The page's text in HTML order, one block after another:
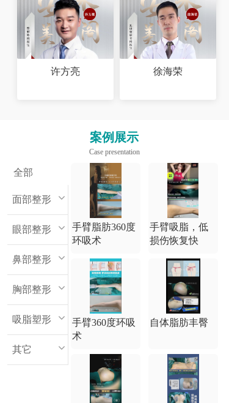
许方亮 徐海荣
案例展示
Case presentation
全部
面部整形
眼部整形
鼻部整形
胸部整形
吸脂塑形
其它
手臂脂肪360度
环吸术
手臂吸脂，低
损伤恢复快
手臂360度环吸
术
自体脂肪丰臀